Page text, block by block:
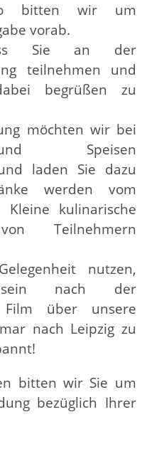
bitten wir um
vorab.
Sie an der
teilnehmen und
begrüßen zu
möchten wir bei
Speisen
laden Sie dazu
werden vom
Kleine kulinarische
Teilnehmern
nutzen,
nach der
Film über unsere
nach Leipzig zu
bitten wir Sie um
bezüglich Ihrer